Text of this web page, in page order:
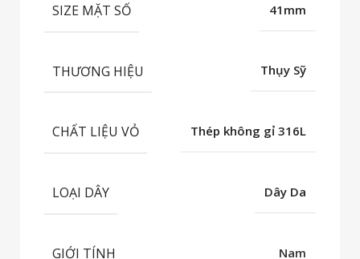
SIZE MẶT SỐ 41mm
THƯƠNG HIỆU Thụy Sỹ
CHẤT LIỆU VỎ Thép không gỉ 316L
LOẠI DÂY Dây Da
GIỚI TÍNH Nam